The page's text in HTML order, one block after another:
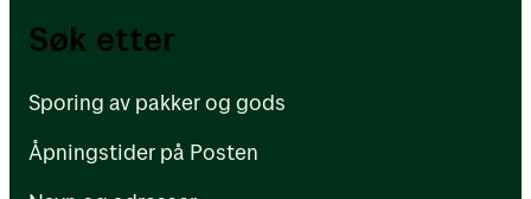
Sporing av pakker og gods
Søk etter
Sporing av pakker og gods
Åpningstider på Posten